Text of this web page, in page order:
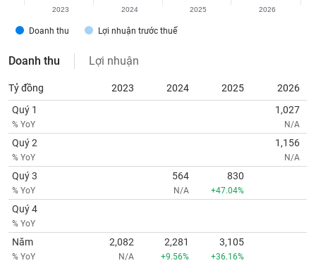
Doanh thu Lợi nhuận trước thuế
2023 2024 2025 2026
Doanh thu Lợi nhuận
Tỷ đồng 2023 2024 2025
2026
Quý 1
% YoY
1,027
N/A
Quý 2
% YoY
1,156
N/A
Quý 3
% YoY
564
N/A
830
+47.04%
Quý 4
% YoY
Năm
% YoY
2,082
N/A
2,281
+9.56%
3,105
+36.16%